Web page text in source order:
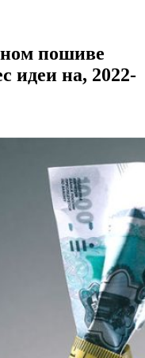
пошиве
идеи на, 2022-